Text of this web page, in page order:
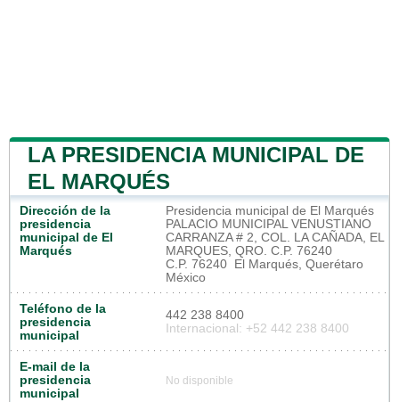
LA PRESIDENCIA MUNICIPAL DE
EL MARQUÉS
Dirección de la
presidencia
municipal de El
Marqués
Presidencia municipal de El Marqués
PALACIO MUNICIPAL VENUSTIANO
CARRANZA # 2, COL. LA CAÑADA, EL
MARQUES, QRO. C.P. 76240
C.P. 76240 El Marqués, Querétaro
México
Teléfono de la
presidencia
municipal
442 238 8400
Internacional: +52 442 238 8400
E-mail de la
presidencia
municipal
No disponible